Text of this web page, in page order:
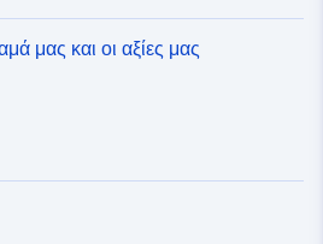
μας και οι αξίες μας